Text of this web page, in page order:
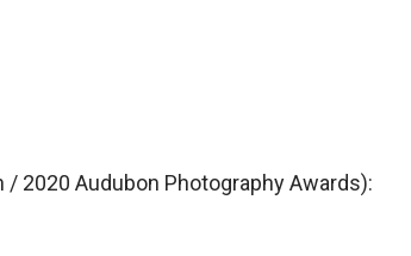
/ 2020 Audubon Photography Awards):